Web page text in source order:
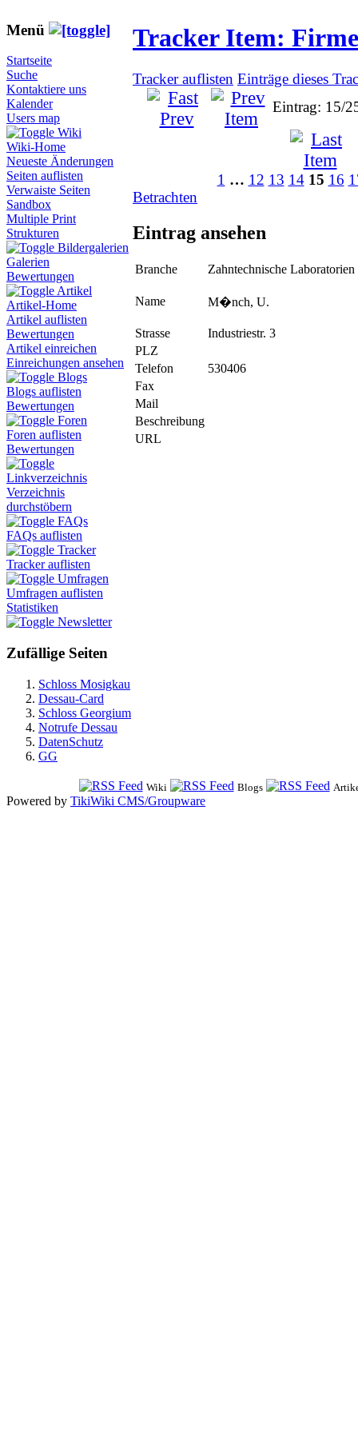
Menü
Startseite
Suche
Kontaktiere uns
Kalender
Users map
Wiki
Wiki-Home
Neueste Änderungen
Seiten auflisten
Verwaiste Seiten
Sandbox
Multiple Print
Strukturen
Bildergalerien
Galerien
Bewertungen
Artikel
Artikel-Home
Artikel auflisten
Bewertungen
Artikel einreichen
Einreichungen ansehen
Blogs
Blogs auflisten
Bewertungen
Foren
Foren auflisten
Bewertungen
Linkverzeichnis
Verzeichnis
durchstöbern
FAQs
FAQs auflisten
Tracker
Tracker auflisten
Umfragen
Umfragen auflisten
Statistiken
Newsletter
Zufällige Seiten
Schloss Mosigkau
Dessau-Card
Schloss Georgium
Notrufe Dessau
DatenSchutz
GG
Tracker Item:
Tracker auflisten Einträge dieses
Eintrag: 15/
1 … 12 13 14 15 16
Betrachten
Eintrag ansehen
Branche Zahntechnische Laboratorien
Name M�nch, U.
Strasse
Industriestr. 3
PLZ
Telefon
530406
Fax
Mail
Beschreibung
URL
Wiki Blogs
Powered by TikiWiki CMS/Groupware